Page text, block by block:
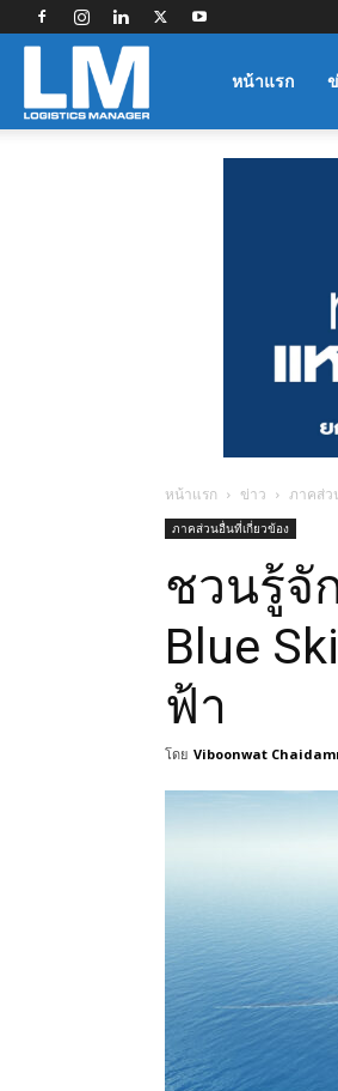
Logisticsหน้าแรก
หน้าแรก ข่าว ภาคส่ว
ภาคส่วนอื่นที่เกี่ยวข้อง
ชวนรู้จั
Blue
ฟ้า
โดย Viboonwat